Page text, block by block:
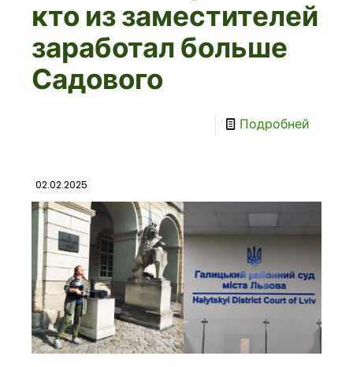
кто из заместителей
заработал больше
Садового
Подробней
02.02.2025